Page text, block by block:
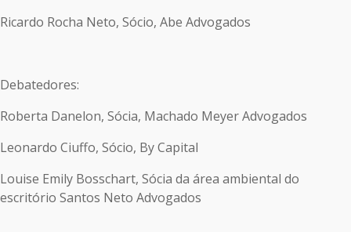
Ricardo Rocha Neto, Sócio, Abe Advogados
Debatedores:
Roberta Danelon, Sócia, Machado Meyer Advogados
Leonardo Ciuffo, Sócio, By Capital
Louise Emily Bosschart, Sócia da área ambiental do
escritório Santos Neto Advogados